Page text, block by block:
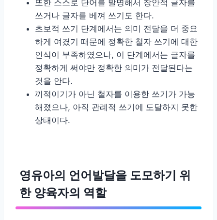
또한 스스로 단어를 발명해서 창안적 글자를
쓰거나 글자를 베껴 쓰기도 한다.
초보적 쓰기 단계에서는 의미 전달을 더 중요
하게 여겼기 때문에 정확한 철자 쓰기에 대한
인식이 부족하였으나, 이 단계에서는 글자를
정확하게 써야만 정확한 의미가 전달된다는
것을 안다.
끼적이기가 아닌 철자를 이용한 쓰기가 가능
해졌으나, 아직 관례적 쓰기에 도달하지 못한
상태이다.
영유아의 언어발달을 도모하기 위
한 양육자의 역할